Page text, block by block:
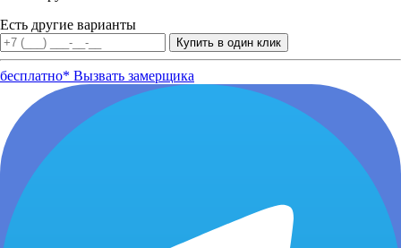
Есть другие варианты
бесплатно* Вызвать замерщика